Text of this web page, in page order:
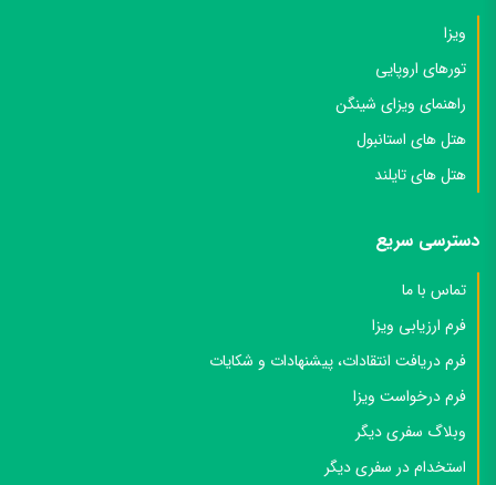
ویزا
تورهای اروپایی
راهنمای ویزای شینگن
هتل های استانبول
هتل های تایلند
دسترسی سریع
تماس با ما
فرم ارزیابی ویزا
فرم دریافت انتقادات، پیشنهادات و شکایات
فرم درخواست ویزا
وبلاگ سفری دیگر
استخدام در سفری دیگر